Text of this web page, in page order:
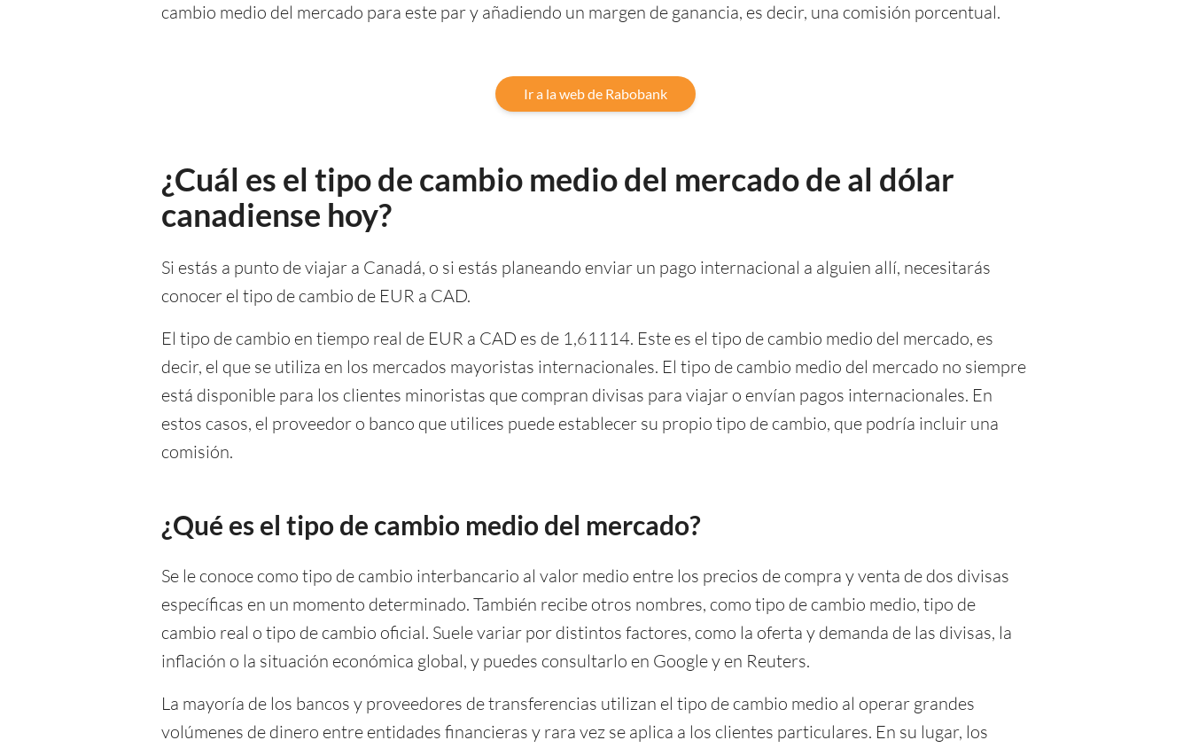
cambio medio del mercado para este par y añadiendo un margen de ganancia, es decir, una comisión porcentual.
Ir a la web de Rabobank
¿Cuál es el tipo de cambio medio del mercado de al dólar
canadiense hoy?
Si estás a punto de viajar a Canadá, o si estás planeando enviar un pago internacional a alguien allí, necesitarás
conocer el tipo de cambio de EUR a CAD.
El tipo de cambio en tiempo real de EUR a CAD es de 1,61114. Este es el tipo de cambio medio del mercado, es
decir, el que se utiliza en los mercados mayoristas internacionales. El tipo de cambio medio del mercado no siempre
está disponible para los clientes minoristas que compran divisas para viajar o envían pagos internacionales. En
estos casos, el proveedor o banco que utilices puede establecer su propio tipo de cambio, que podría incluir una
comisión.
¿Qué es el tipo de cambio medio del mercado?
Se le conoce como tipo de cambio interbancario al valor medio entre los precios de compra y venta de dos divisas
específicas en un momento determinado. También recibe otros nombres, como tipo de cambio medio, tipo de
cambio real o tipo de cambio oficial. Suele variar por distintos factores, como la oferta y demanda de las divisas, la
inflación o la situación económica global, y puedes consultarlo en Google y en Reuters.
La mayoría de los bancos y proveedores de transferencias utilizan el tipo de cambio medio al operar grandes
volúmenes de dinero entre entidades financieras y rara vez se aplica a los clientes particulares. En su lugar, los